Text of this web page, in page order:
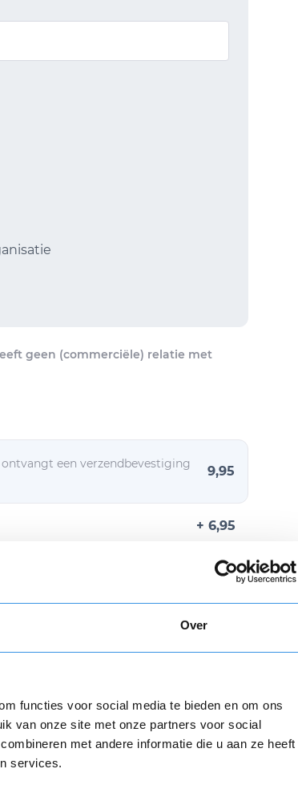
Over
functies voor social media te bieden en om ons
van onze site met onze partners voor social
met andere informatie die u aan ze heeft
services.
geen (commerciële) relatie met
een verzendbevestiging
9,95
+ 6,95
afschrijving van € 9,95.
Download hier gratis je
opzegbrief